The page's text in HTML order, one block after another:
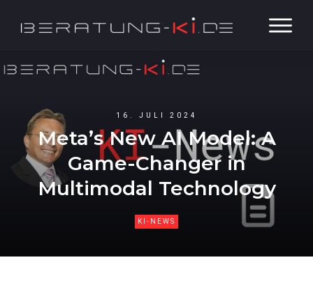
16. JULI 2024
Meta’s New AI Model: A
Game-Changer in
Multimodal Technology
KI-NEWS